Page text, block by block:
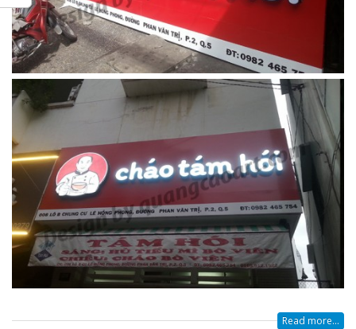
Read more...